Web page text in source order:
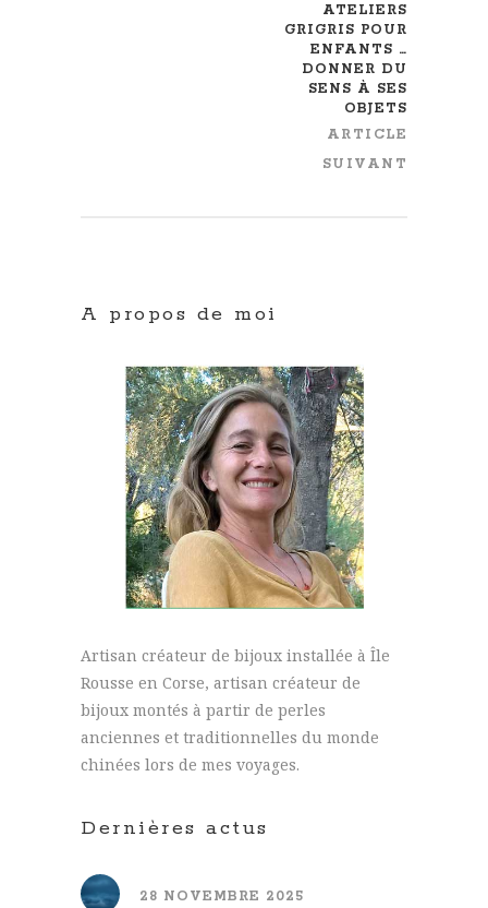
ATELIERS
GRIGRIS POUR
ENFANTS …
DONNER DU
SENS À SES
OBJETS
ARTICLE
SUIVANT
A propos de moi
Artisan créateur de bijoux installée à Île
Rousse en Corse, artisan créateur de
bijoux montés à partir de perles
anciennes et traditionnelles du monde
chinées lors de mes voyages.
Dernières actus
28 NOVEMBRE 2025